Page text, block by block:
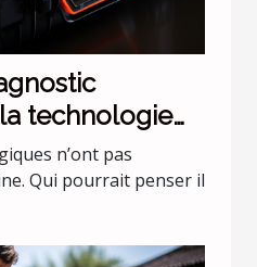
technologie
n’ont pas
Qui pourrait penser il